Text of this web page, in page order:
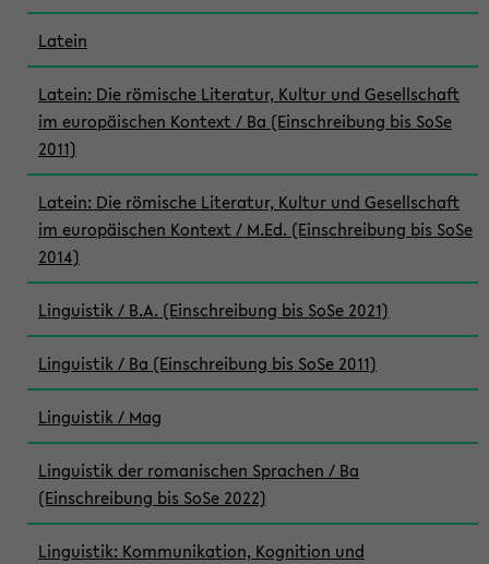
Latein
Latein: Die römische Literatur, Kultur und Gesellschaft
im europäischen Kontext / Ba (Einschreibung bis SoSe
2011)
Latein: Die römische Literatur, Kultur und Gesellschaft
im europäischen Kontext / M.Ed. (Einschreibung bis SoSe
2014)
Linguistik / B.A. (Einschreibung bis SoSe 2021)
Linguistik / Ba (Einschreibung bis SoSe 2011)
Linguistik / Mag
Linguistik der romanischen Sprachen / Ba
(Einschreibung bis SoSe 2022)
Linguistik: Kommunikation, Kognition und